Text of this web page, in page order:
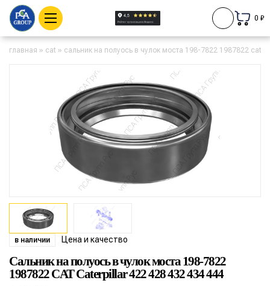
0 ₽
главная » cat » сальник на полуось в чулок моста 198-7822 1987822 cat
в наличии Цена и качество
Сальник на полуось в чулок моста 198-7822
1987822 CAT Caterpillar 422 428 432 434 444